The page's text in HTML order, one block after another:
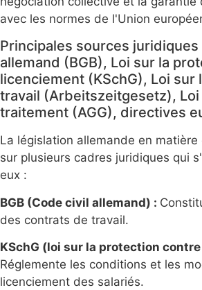
avec les normes de l'Union
Principales sources
allemand (BGB), Loi sur la
licenciement (KSchG), Loi sur
travail (Arbeitszeitgesetz),
traitement (AGG), directives
La législation allemande en
sur plusieurs cadres juridiques qui
eux :
BGB (Code civil allemand) :
des contrats de travail.
KSchG (loi sur la protection
Réglemente les conditions et les
licenciement des salariés.